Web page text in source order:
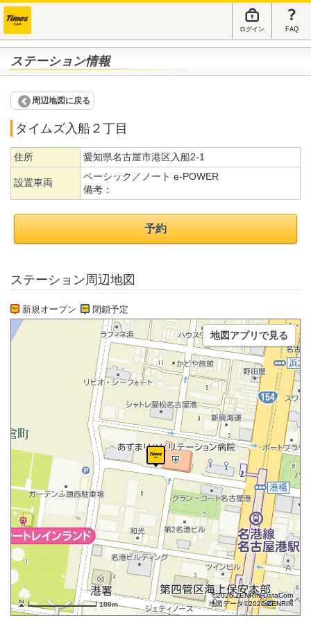
ログイン FAQ
ステーション情報
周辺地図に戻る
タイムズ入船２丁目
住所 愛知県名古屋市港区入船2-1
設置車両
ベーシック／ノート e-POWER
備考：
予約
ステーション周辺地図
新規オープン 閉鎖予定
100m
©2026 ZENRIN DataCom
地図データ©2026 ZENRIN
地図アプリで見る